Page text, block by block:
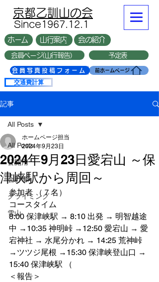
複数台
​京都乙訓山の会
​Since1967.12.1
前ホームページ
会員写真投稿フォーム
山行案内
ホーム 会の紹介
会員ページ(山行報告） 予定表
交通費計算
記事
All Posts
公開用
会行事
クライミング
雪山
All Posts
2024年9月23日愛宕山 ～保
津峡駅から周回～
ホームページ担当
2024年9月23日
参加者 （７名）
コースタイム
8:00 保津峡駅 → 8:10 出発 → 明智越途
中 →10:35 神明峠 →12:50 愛宕山 → 愛
宕神社 → 水尾分かれ → 14:25 荒神峠
→ツツジ尾根 →15:30 保津峡登山口 →
15:40 保津峡駅 （
＜報告＞